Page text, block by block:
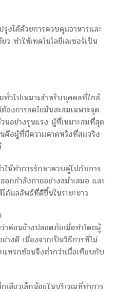
งได้ด้วยการควบคุมอาหารและ
ว ทำให้เทคโนโลยีเลเซอร์เป็น
ทั่วไปเหมาะสำหรับบุคคลที่ใกล้
งการลดไขมันสะสมเฉพาะจุด
นอย่างรุนแรง ผู้ที่เหมาะสมที่สุด
นคือผู้ที่มีความคาดหวังที่สมจริง
ห้ทำการรักษาควบคู่ไปกับการ
กกำลังกายอย่างสม่ำเสมอ และ
ด้ผลลัพธ์ที่ดีขึ้นในระยะยาว
าค่อนข้างปลอดภัยเมื่อทำโดยผู้
างดี เนื่องจากเป็นวิธีการที่ไม่
ทรกซ้อนจึงต่ำกว่าเมื่อเทียบกับ
เสียวเล็กน้อยในบริเวณที่ทำการ